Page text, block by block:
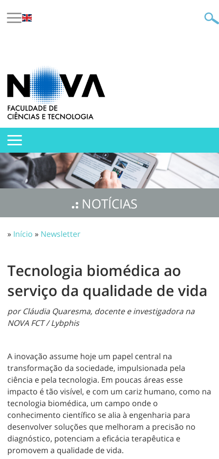
NOTÍCIAS
» Início » Newsletter
Tecnologia biomédica ao
serviço da qualidade de vida
por Cláudia Quaresma, docente e investigadora na
NOVA FCT / Lybphis
A inovação assume hoje um papel central na
transformação da sociedade, impulsionada pela
ciência e pela tecnologia. Em poucas áreas esse
impacto é tão visível, e com um cariz humano, como na
tecnologia biomédica, um campo onde o
conhecimento científico se alia à engenharia para
desenvolver soluções que melhoram a precisão no
diagnóstico, potenciam a eficácia terapêutica e
promovem a qualidade de vida.